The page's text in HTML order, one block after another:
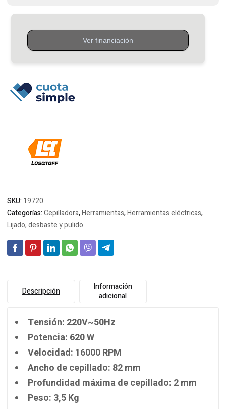
SKU: 19720
Categorías:Cepilladora,Herramientas,Herramientas eléctricas,
Lijado, desbaste y pulido
Descripción
Información
adicional
Tensión: 220V~50Hz
Potencia: 620 W
Velocidad: 16000 RPM
Ancho de cepillado: 82 mm
Profundidad máxima de cepillado: 2 mm
Peso: 3,5 Kg